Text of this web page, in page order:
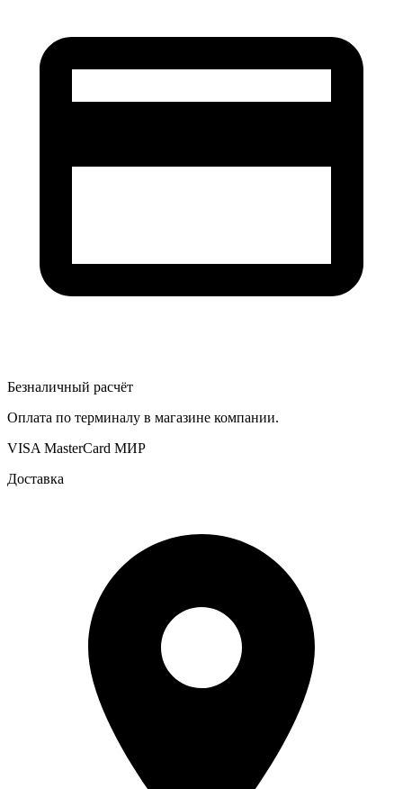
Безналичный расчёт
Оплата по терминалу в магазине компании.
VISA MasterCard МИР
Доставка